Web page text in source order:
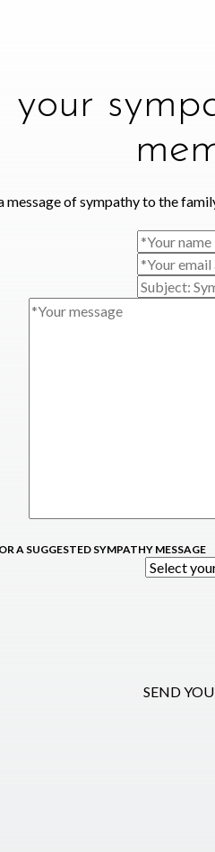
your
message of sympathy to the
A SUGGESTED SYMPATHY MESSAGE
SEND